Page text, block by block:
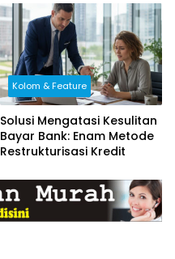
Kolom & Feature
Solusi Mengatasi Kesulitan
Bayar Bank: Enam Metode
Restrukturisasi Kredit